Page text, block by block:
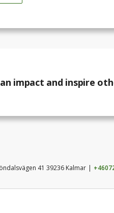
impact and inspire
41 39236 Kalmar